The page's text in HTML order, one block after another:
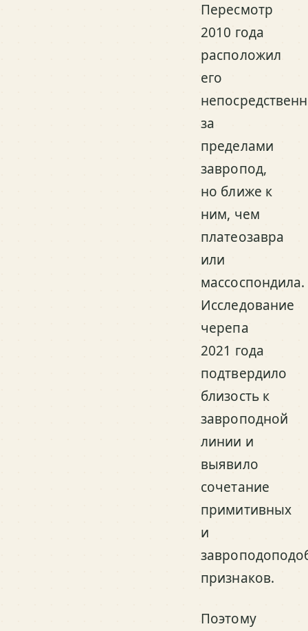
Пересмотр
2010 года
расположил
его
за
пределами
завропод,
но ближе к
ним, чем
платеозавра
или
массоспондила.
Исследование
черепа
2021 года
подтвердило
близость к
завроподной
линии и
выявило
сочетание
примитивных
и
признаков.
Поэтому